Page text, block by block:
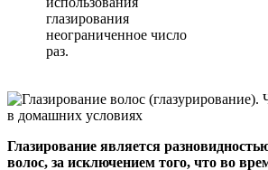
глазирования
неограниченное число
раз.
Глазирование является
волос, за исключением того, что во